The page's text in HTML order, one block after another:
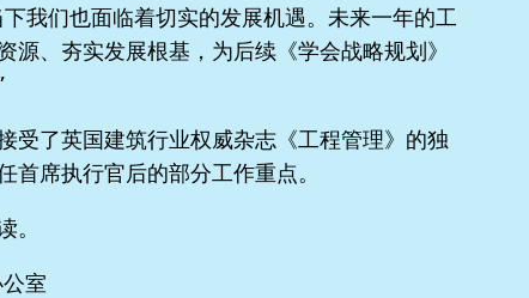
我们也面临着切实的发展机遇。未来一年的工
源、夯实发展根基，为后续《学会战略规划》
受了英国建筑行业权威杂志《工程管理》的独
首席执行官后的部分工作重点。
。
室